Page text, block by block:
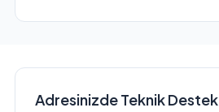
Adresinizde Teknik Destek